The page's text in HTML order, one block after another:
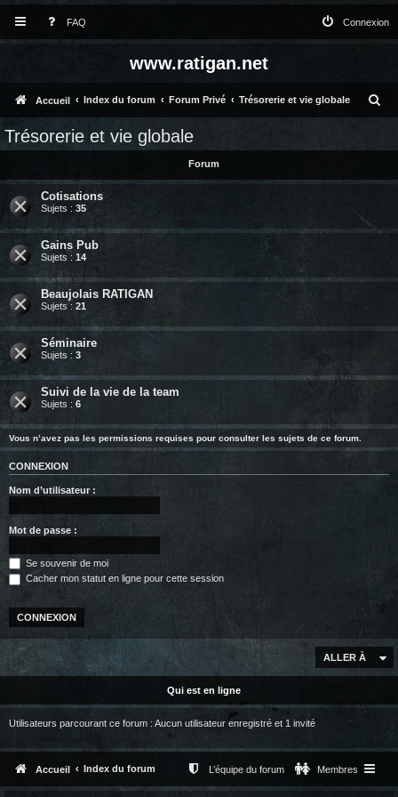
FAQ Connexion
www.ratigan.net
Accueil Index du forum Forum Privé Trésorerie et vie globale
Trésorerie et vie globale
Forum
Cotisations
Sujets : 35
Gains Pub
Sujets : 14
Beaujolais RATIGAN
Sujets : 21
Séminaire
Sujets : 3
Suivi de la vie de la team
Sujets : 6
Vous n’avez pas les permissions requises pour consulter les sujets de ce forum.
CONNEXION
Nom d’utilisateur :
Mot de passe :
Se souvenir de moi
Cacher mon statut en ligne pour cette session
ALLER À
Qui est en ligne
Utilisateurs parcourant ce forum : Aucun utilisateur enregistré et 1 invité
Accueil Index du forum Membres
L’équipe du forum